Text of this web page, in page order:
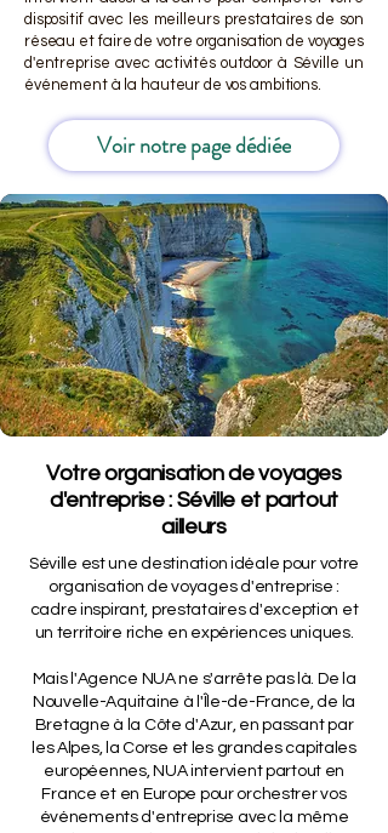
dispositif avec les meilleurs prestataires de son
réseau et faire de votre organisation de voyages
d'entreprise avec activités outdoor à Séville un
événement à la hauteur de vos ambitions.
Voir notre page dédiée
Votre organisation de voyages
d'entreprise : Séville et partout
ailleurs
Séville est une destination idéale pour votre
organisation de voyages d'entreprise :
cadre inspirant, prestataires d'exception et
un territoire riche en expériences uniques.
Mais l'Agence NUA ne s'arrête pas là. De la
Nouvelle-Aquitaine à l'Île-de-France, de la
Bretagne à la Côte d'Azur, en passant par
les Alpes, la Corse et les grandes capitales
européennes, NUA intervient partout en
France et en Europe pour orchestrer vos
événements d'entreprise avec la même